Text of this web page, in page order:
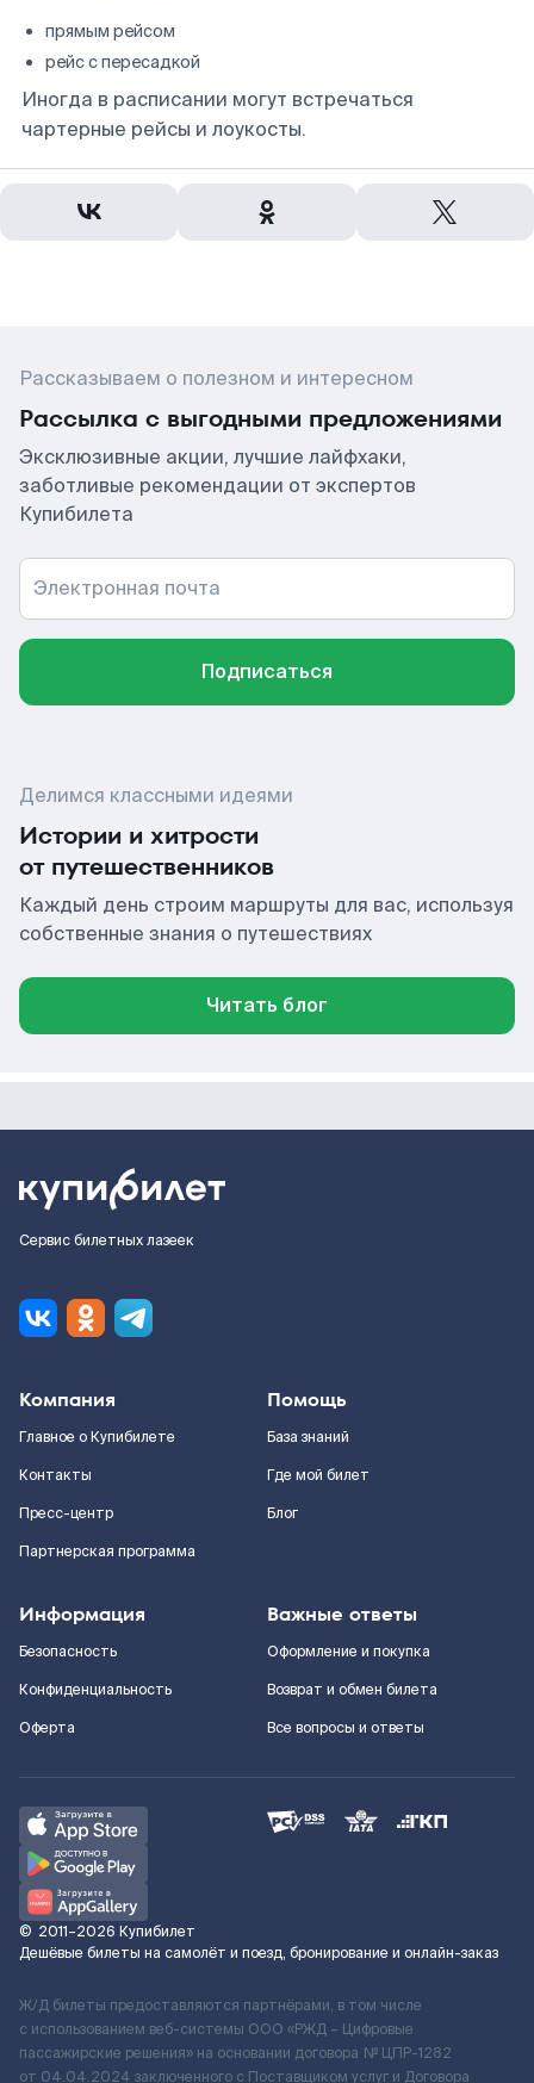
прямым рейсом
рейс с пересадкой
Иногда в расписании могут встречаться
чартерные рейсы и лоукосты.
Рассказываем о полезном и интересном
Рассылка с выгодными предложениями
Эксклюзивные акции, лучшие лайфхаки,
заботливые рекомендации от экспертов
Купибилета
Электронная почта
Подписаться
Делимся классными идеями
Истории и хитрости
от путешественников
Каждый день строим маршруты для вас, используя
собственные знания о путешествиях
Читать блог
Сервис билетных лазеек
Компания
Главное о Купибилете
Контакты
Пресс-центр
Партнерская программа
Помощь
База знаний
Где мой билет
Блог
Информация
Безопасность
Конфиденциальность
Оферта
Важные ответы
Оформление и покупка
Возврат и обмен билета
Все вопросы и ответы
© 2011–2026 Купибилет
Дешёвые билеты на самолёт и поезд, бронирование и онлайн-заказ
Ж/Д билеты предоставляются партнёрами, в том числе
с использованием веб-системы ООО «РЖД – Цифровые
пассажирские решения» на основании договора № ЦПР-1282
от 04.04.2024 заключенного с Поставщиком услуг и Договора